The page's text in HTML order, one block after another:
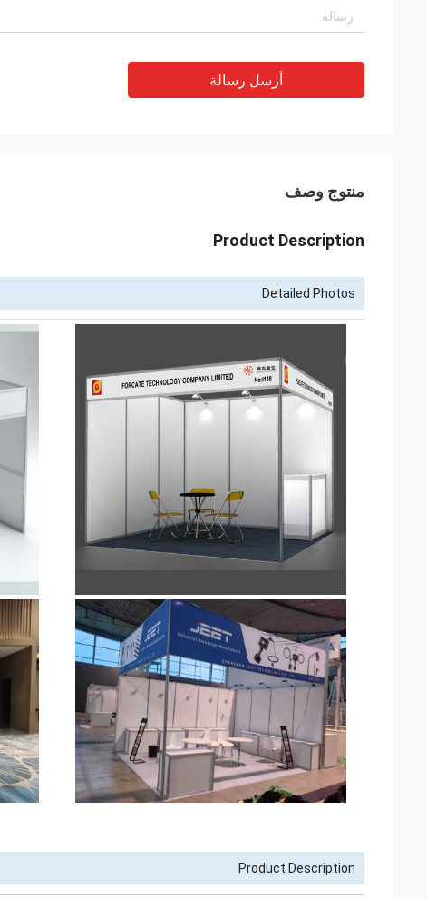
أرسل رسالة
منتوج وصف
Product Description
Detailed Photos
Product Description